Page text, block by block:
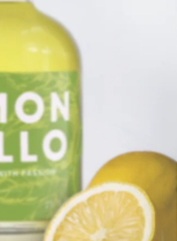
nous attribuent
de tous les
étapes – avec
qui touche le cœur.
le moment idéal.